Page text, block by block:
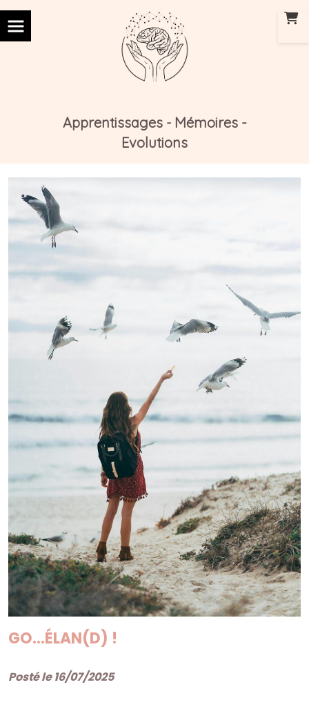
Apprentissages- Mémoires -
Evolutions
GO...ÉLAN(D) !
Posté le 16/07/2025